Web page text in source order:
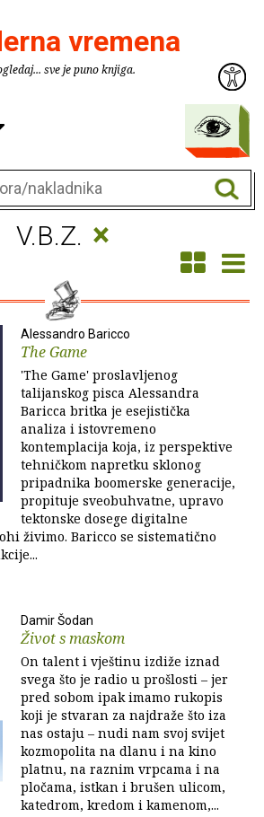
vremena
sve je puno knjiga.
V.B.Z. ×
Alessandro Baricco
The Game
'The Game' proslavljenog
talijanskog pisca Alessandra
Baricca britka je esejistička
analiza i istovremeno
kontemplacija koja, iz perspektive
tehničkom napretku sklonog
pripadnika boomerske generacije,
propituje sveobuhvatne, upravo
tektonske dosege digitalne
živimo. Baricco se sistematično
Damir Šodan
Život s maskom
On talent i vještinu izdiže iznad
svega što je radio u prošlosti – jer
pred sobom ipak imamo rukopis
koji je stvaran za najdraže što iza
nas ostaju – nudi nam svoj svijet
kozmopolita na dlanu i na kino
platnu, na raznim vrpcama i na
pločama, istkan i brušen ulicom,
katedrom, kredom i kamenom,...